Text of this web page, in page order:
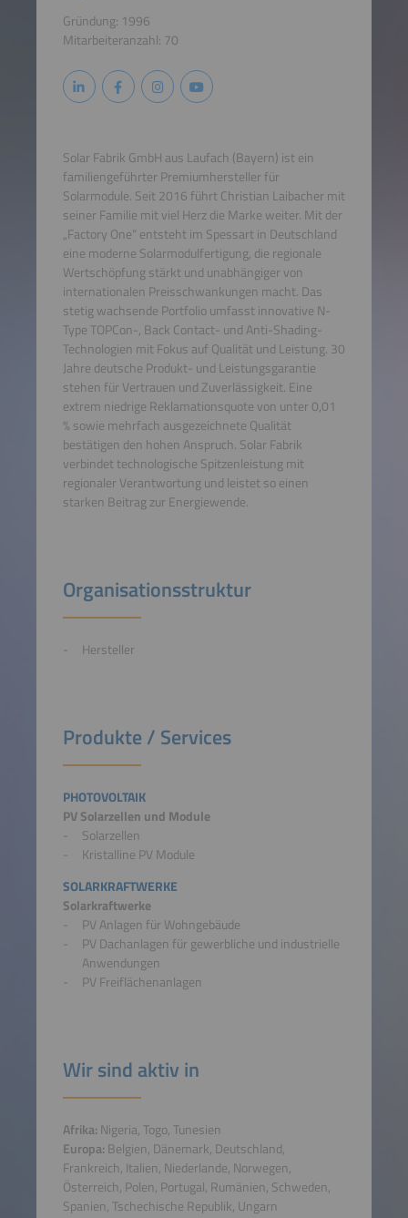
Gründung: 1996
Mitarbeiteranzahl: 70
Solar Fabrik GmbH aus Laufach (Bayern) ist ein
familiengeführter Premiumhersteller für
Solarmodule. Seit 2016 führt Christian Laibacher mit
seiner Familie mit viel Herz die Marke weiter. Mit der
„Factory One“ entsteht im Spessart in Deutschland
eine moderne Solarmodulfertigung, die regionale
Wertschöpfung stärkt und unabhängiger von
internationalen Preisschwankungen macht. Das
stetig wachsende Portfolio umfasst innovative N-
Type TOPCon-, Back Contact- und Anti-Shading-
Technologien mit Fokus auf Qualität und Leistung. 30
Jahre deutsche Produkt- und Leistungsgarantie
stehen für Vertrauen und Zuverlässigkeit. Eine
extrem niedrige Reklamationsquote von unter 0,01
% sowie mehrfach ausgezeichnete Qualität
bestätigen den hohen Anspruch. Solar Fabrik
verbindet technologische Spitzenleistung mit
regionaler Verantwortung und leistet so einen
starken Beitrag zur Energiewende.
Organisationsstruktur
Hersteller
Produkte / Services
PHOTOVOLTAIK
PV Solarzellen und Module
Solarzellen
Kristalline PV Module
SOLARKRAFTWERKE
Solarkraftwerke
PV Anlagen für Wohngebäude
PV Dachanlagen für gewerbliche und industrielle
Anwendungen
PV Freiflächenanlagen
Wir sind aktiv in
Afrika: Nigeria, Togo, Tunesien
Europa: Belgien, Dänemark, Deutschland,
Frankreich, Italien, Niederlande, Norwegen,
Österreich, Polen, Portugal, Rumänien, Schweden,
Spanien, Tschechische Republik, Ungarn